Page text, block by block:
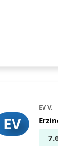
EV
EV V.